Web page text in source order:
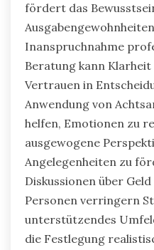
fördert das
Inanspruchnahme
Beratung kann Klarheit
Vertrauen in
Anwendung von
helfen, Emotionen zu
ausgewogene
Angelegenheiten zu
Diskussionen über
Personen verringern
unterstützendes
die Festlegung